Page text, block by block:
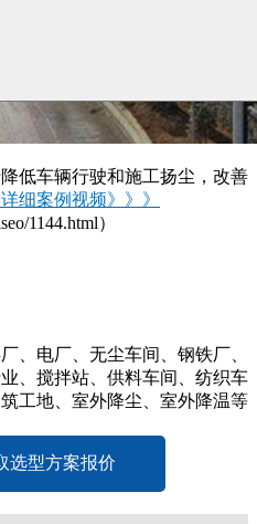
低车辆行驶和施工扬尘，改善
细案例视频》》》
1144.html）
、电厂、无尘车间、钢铁厂、
、搅拌站、供料车间、纺织车
工地、室外降尘、室外降温等
选型方案报价